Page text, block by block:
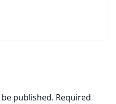
published. Required